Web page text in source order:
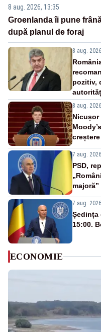
8 aug. 2026, 13:35
Groenlanda îi pune
după planul de foraj
8 aug.
pozitiv,
8 aug.
Nicușor
7 aug.
PSD,
majoră”
7 aug.
Ședința
15:00.
ECONOMIE